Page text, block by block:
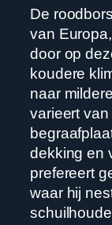
De
van
door op
koudere
naar
varieert
dekking en
prefereert
waar hij